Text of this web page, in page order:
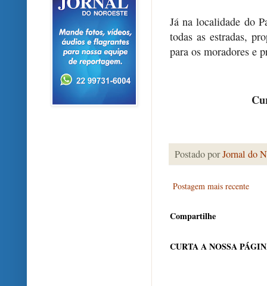
Já na localidade do
todas as estradas,
para os moradores e
Postado porJornal do
Postagem mais recente
Compartilhe
CURTA A NOSSA